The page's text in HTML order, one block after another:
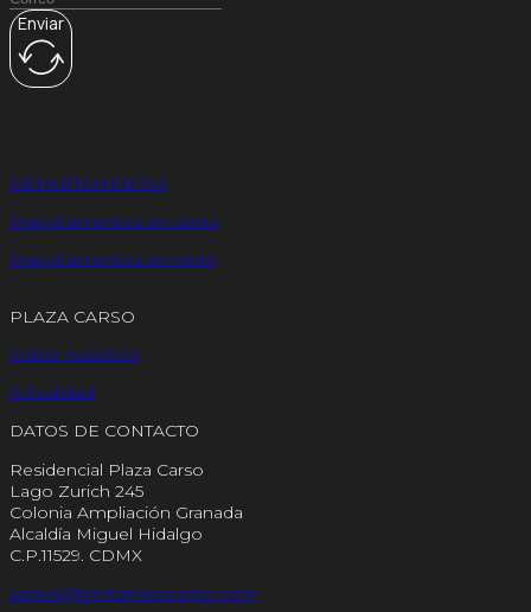
Enviar
DEPARTAMENTOS
Departamentos en venta
Departamentos en renta
PLAZA CARSO
Sobre nosotros
Actualidad
DATOS DE CONTACTO
Residencial Plaza Carso
Lago Zurich 245
Colonia Ampliación Granada
Alcaldía Miguel Hidalgo
C.P.11529. CDMX
saravila@rentaplazacarso.com